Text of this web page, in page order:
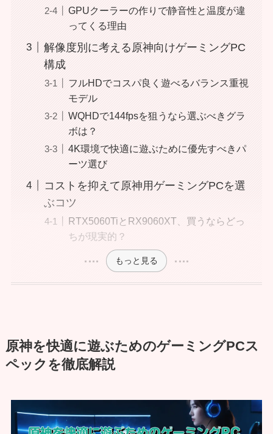
GPUクーラーの作りで静音性と温度が違
ってくる理由
解像度別に考える原神向けゲーミングPC
構成
フルHDでコスパ良く遊べるバランス重視
モデル
WQHDで144fpsを狙うなら選ぶべきグラ
ボは？
4K環境で快適に遊ぶために優先すべきパ
ーツ選び
コストを抑えて原神用ゲーミングPCを選
ぶコツ
RTX5060TiとRX9060XT、買うならどっ
ちが現実的？
もっと見る
原神を快適に遊ぶためのゲーミングPCス
ペックを徹底解説